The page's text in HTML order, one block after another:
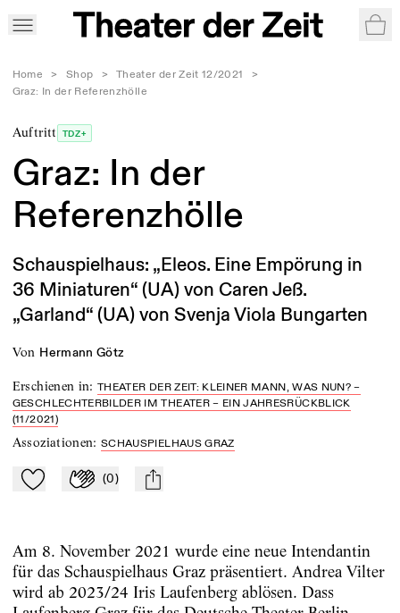
Home > Shop > Theater der Zeit 12/2021
>
Graz: In der Referenzhölle
Auftritt TDZ+
Graz: In der
Referenzhölle
Schauspielhaus: „Eleos. Eine Empörung in
36 Miniaturen“ (UA) von Caren Jeß.
„Garland“ (UA) von Svenja Viola Bungarten
von Hermann Götz
Erschienen in:THEATER DER ZEIT: KLEINER MANN, WAS NUN? –
GESCHLECHTERBILDER IM THEATER – EIN JAHRESRÜCKBLICK
(11/2021)
Assoziationen:SCHAUSPIELHAUS GRAZ
Zu Mein-TdZ hinzufügen
Applaudieren
(0) mail
Am 8. November 2021 wurde eine neue ­Intendantin
für das Schauspielhaus Graz ­präsentiert. Andrea Vilter
wird ab 2023/24 Iris Laufenberg ablösen. Dass